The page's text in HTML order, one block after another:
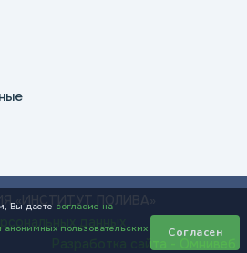
«ИНСТИТУТ ПОЛИВА»
данных
Разработка сайта - Омнивеб
Вы даете согласие на
пользовательских
Согласен